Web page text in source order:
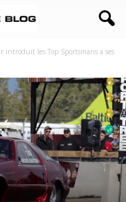
introduit les Top Sportsmans a ses